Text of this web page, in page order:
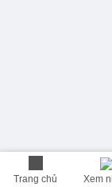
Trang chủ Xem